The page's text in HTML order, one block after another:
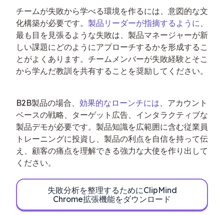
チームが失敗から学べる環境を作るには、意図的な文
化構築が必要です。 製品リーダーが指摘するように
最も目を見張るような失敗は、製品マネージャーが新
しい課題にどのようにアプローチするかを形成するこ
とがよくあります。チームメンバーが失敗経験とそこ
から学んだ教訓を共有することを奨励してください。
B2B製品の場合、 効果的なローンチには 、アカウント
ベースの戦略、ターゲット広告、インタラクティブな
製品デモが必要です。製品知識を広範囲に含む従業員
トレーニングに投資し、製品の利点を自信を持って伝
え、顧客の痛点を理解できる強力な大使を作り出して
ください。
失敗分析を整理するためにClipMind
Chrome拡張機能をダウンロード